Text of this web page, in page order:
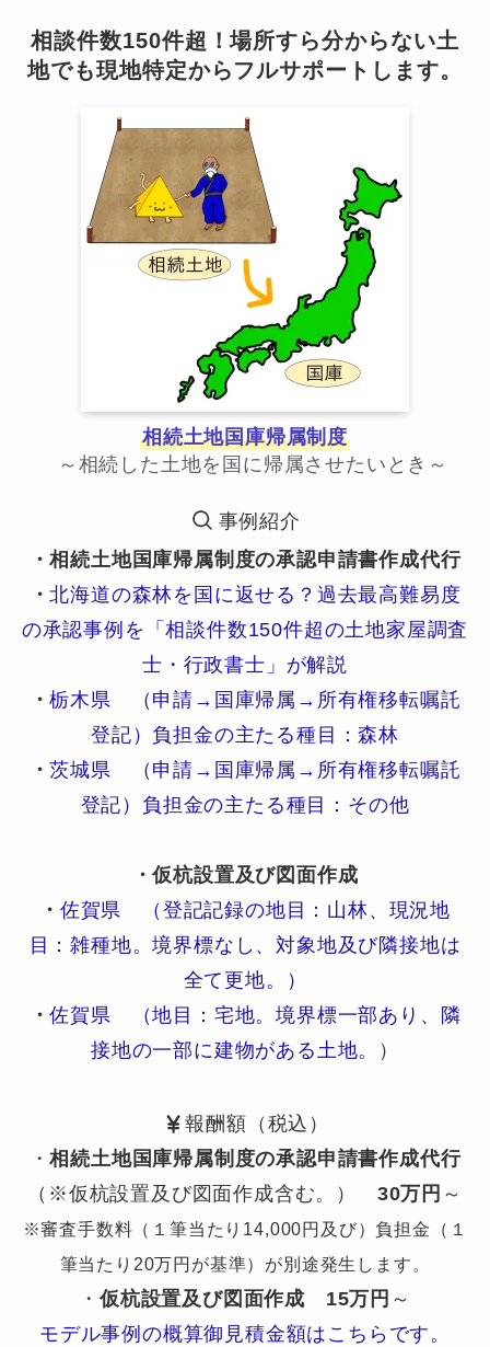
相談件数150件超！場所すら分からない土
地でも現地特定からフルサポートします。
相続土地国庫帰属制度
～相続した土地を国に帰属させたいとき～
事例紹介
・相続土地国庫帰属制度の承認申請書作成代行
・北海道の森林を国に返せる？過去最高難易度
の承認事例を「相談件数150件超の土地家屋調査
士・行政書士」が解説
・栃木県 （申請→国庫帰属→所有権移転嘱託
登記）負担金の主たる種目：森林
・茨城県 （申請→国庫帰属→所有権移転嘱託
登記）負担金の主たる種目：その他
・仮杭設置及び図面作成
・ 佐賀県 （登記記録の地目：山林、現況地
目：雑種地。境界標なし、対象地及び隣接地は
全て更地。）
・佐賀県 （地目：宅地。境界標一部あり、隣
接地の一部に建物がある土地。
）
報酬額（税込）
・相続土地国庫帰属制度の承認申請書作成代行
（※仮杭設置及び図面作成含む。） 30万円 ～
※審査手数料（１筆当たり14,000円及び）負担金（１
筆当たり20万円が基準）が別途発生します。
・ 仮杭設置及び図面作成 15万円 ～
モデル事例の概算御見積金額はこちらです。